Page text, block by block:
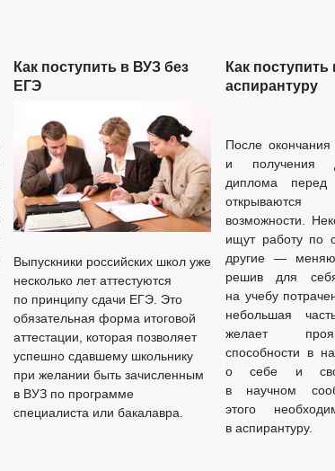
Как поступить в ВУЗ без
ЕГЭ
Выпускники российских школ уже
несколько лет аттестуются
по принципу сдачи ЕГЭ. Это
обязательная форма итоговой
аттестации, которая позволяет
успешно сдавшему школьнику
при желании быть зачисленным
в ВУЗ по программе
специалиста или бакалавра.
Как поступить
аспирантуру
После
и получения
диплома перед
возможности.
ищут работу по
другие —
решив для
на учебу
небольшая
желает
способности в
о себе и
в научном
этого
в аспирантуру.